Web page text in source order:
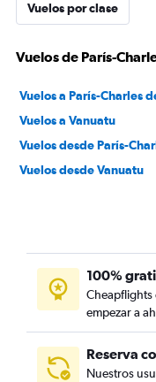
Vuelos por clase
Vuelos de París-
Vuelos a París-Charles
Vuelos a Vanuatu
Vuelos desde París-
Vuelos desde Vanuatu
100%
Cheapflights
empezar a
Reserva
Nuestros